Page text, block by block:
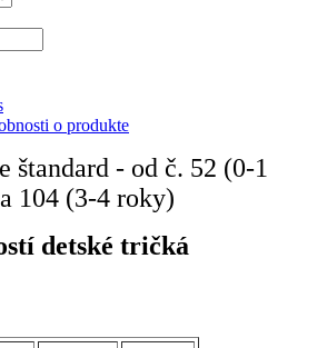
o produkte
štandard - od č. 52 (0-1
104 (3-4 roky)
detské tričká